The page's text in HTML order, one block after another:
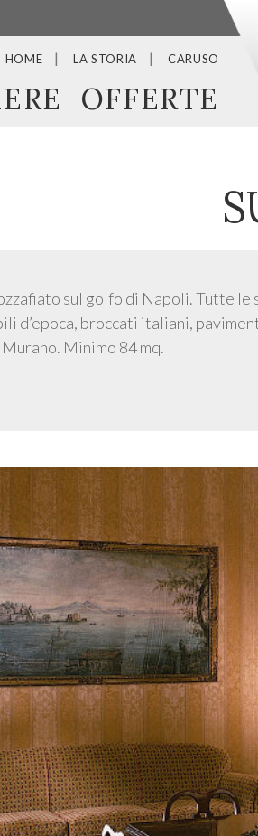
HOME LA STORIA CARUSO
OFFERTE
sul golfo di Napoli. Tutte le
d’epoca, broccati italiani,
Minimo 84 mq.